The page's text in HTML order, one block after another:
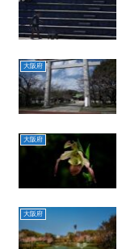
大阪府
大阪府
大阪府